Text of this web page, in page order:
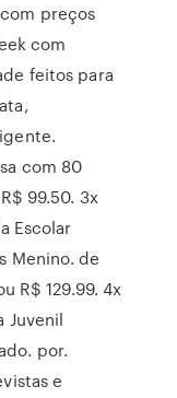
preços
com
feitos para
com 80
99.50. 3x
Escolar
Menino. de
R$ 129.99. 4x
Juvenil
por.
e